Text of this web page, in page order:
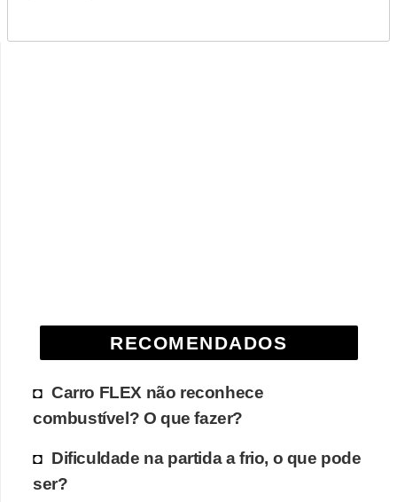
RECOMENDADOS
Carro FLEX não reconhece
combustível? O que fazer?
Dificuldade na partida a frio, o que pode
ser?